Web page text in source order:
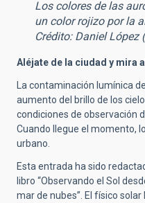
Los colores de las
un color rojizo por la
Crédito: Daniel López
Aléjate de la ciudad y mira
La contaminación lumínica
aumento del brillo de los
condiciones de observación
Cuando llegue el momento,
urbano.
Esta entrada ha sido
libro “Observando el Sol
mar de nubes”. El físico